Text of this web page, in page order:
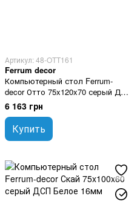
Артикул: 48-OTT161
Ferrum decor
Компьютерный стол Ferrum-
decor Отто 75x120x70 серый ДСП
Белое 16мм
6 163 грн
Купить